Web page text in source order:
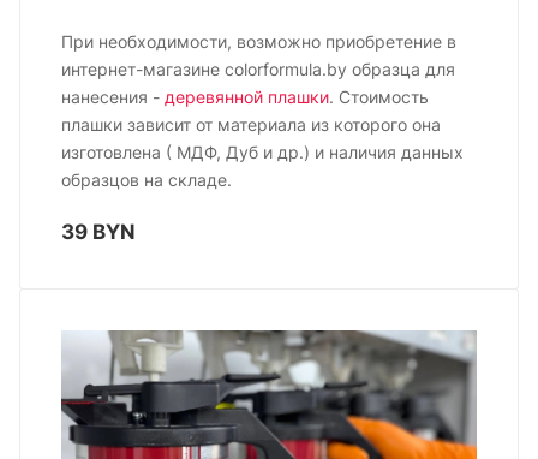
При необходимости, возможно приобретение в
интернет-магазине colorformula.by образца для
нанесения - деревянной плашки. Стоимость
плашки зависит от материала из которого она
изготовлена ( МДФ, Дуб и др.) и наличия данных
образцов на складе.
39 BYN